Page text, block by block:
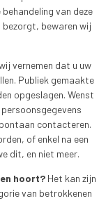
van deze
bezorgt, bewaren wij
vernemen dat u uw
Publiek gemaakte
opgeslagen. Wenst
contacteren.
of enkel na een
dit, en niet meer.
hoort?Het kan zijn
van betrokkenen